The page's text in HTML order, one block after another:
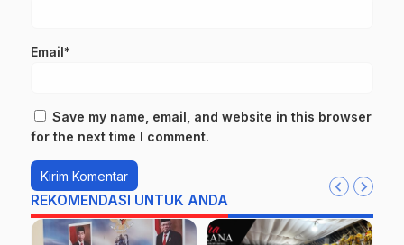
Email*
Save my name, email, and website in this browser
for the next time I comment.
REKOMENDASI UNTUK ANDA